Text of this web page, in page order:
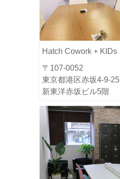
Hatch Cowork + KIDs
〒107-0052
東京都港区赤坂4-9-25
新東洋赤坂ビル5階